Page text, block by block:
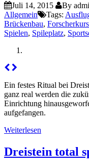
Juli 14, 2015 By
Allgemein
Tags:
Brückenbau,
Spielen, Spileplatz,
Ein festes Ritual bei
ganz real werden die
Einrichtung
aufgefangen.
Weiterlesen
Dreistein total